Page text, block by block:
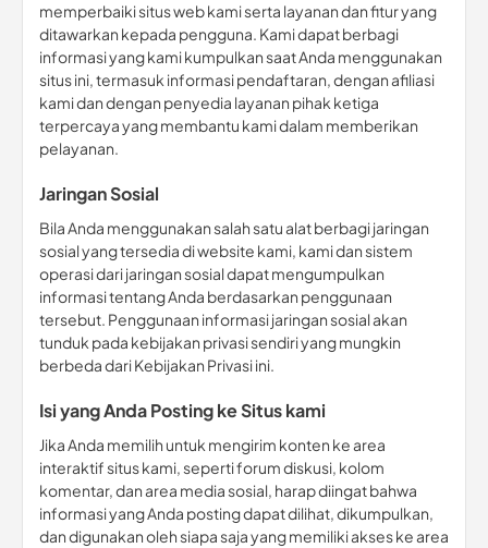
memperbaiki situs web kami serta layanan dan fitur yang
ditawarkan kepada pengguna. Kami dapat berbagi
informasi yang kami kumpulkan saat Anda menggunakan
situs ini, termasuk informasi pendaftaran, dengan afiliasi
kami dan dengan penyedia layanan pihak ketiga
terpercaya yang membantu kami dalam memberikan
pelayanan.
Jaringan Sosial
Bila Anda menggunakan salah satu alat berbagi jaringan
sosial yang tersedia di website kami, kami dan sistem
operasi dari jaringan sosial dapat mengumpulkan
informasi tentang Anda berdasarkan penggunaan
tersebut. Penggunaan informasi jaringan sosial akan
tunduk pada kebijakan privasi sendiri yang mungkin
berbeda dari Kebijakan Privasi ini.
Isi yang Anda Posting ke Situs kami
Jika Anda memilih untuk mengirim konten ke area
interaktif situs kami, seperti forum diskusi, kolom
komentar, dan area media sosial, harap diingat bahwa
informasi yang Anda posting dapat dilihat, dikumpulkan,
dan digunakan oleh siapa saja yang memiliki akses ke area